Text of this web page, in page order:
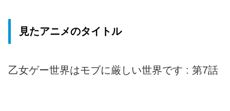
見たアニメのタイトル
乙女ゲー世界はモブに厳しい世界です : 第7話